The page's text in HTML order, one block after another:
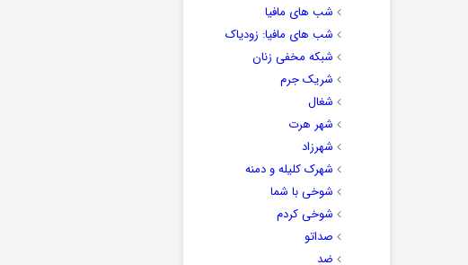
شب های مافیا
شب های مافیا: زودیاک
شبکه مخفی زنان
شریک جرم
شغال
شهر هرت
شهرزاد
شهرک کلیله و دمنه
شوخی با شما
شوخی کردم
صداتو
ضد